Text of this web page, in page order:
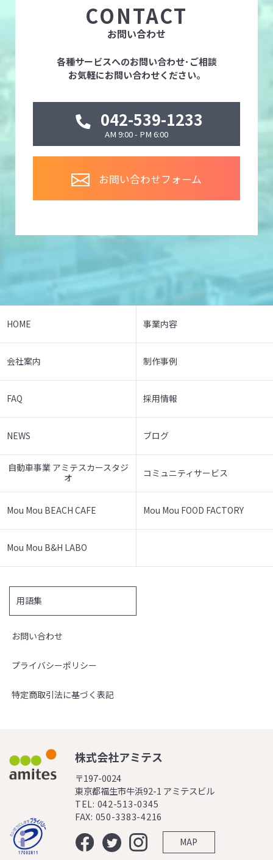
CONTACT
お問い合わせ
各種サービスへのお問い合わせ･ご相談
お気軽にお問い合わせください。
042-539-1233
AM 9:00 - PM 6:00
お問い合わせフォーム
HOME 事業内容
会社案内 制作事例
FAQ 採用情報
NEWS ブログ
自動車事業 アミテスカースタジ
オ
コミュニティサービス
Mou Mou BEACH CAFE Mou Mou FOOD FACTORY
Mou Mou B&H LABO
用語集
お問い合わせ
プライバシーポリシー
特定商取引法に基づく表記
株式会社アミテス
〒197-0024
東京都福生市牛浜92-1 アミテスビル
TEL: 042-513-0345
FAX: 050-3383-4216
MAP